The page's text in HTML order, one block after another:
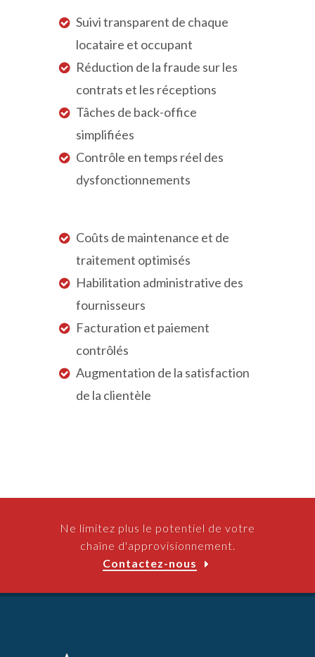
Suivi transparent de chaque
locataire et occupant
Réduction de la fraude sur les
contrats et les réceptions
Tâches de back-office
simplifiées
Contrôle en temps réel des
dysfonctionnements
Coûts de maintenance et de
traitement optimisés
Habilitation administrative des
fournisseurs
Facturation et paiement
contrôlés
Augmentation de la satisfaction
de la clientèle
Ne limitez plus le potentiel de votre
chaîne d'approvisionnement.
Contactez-nous